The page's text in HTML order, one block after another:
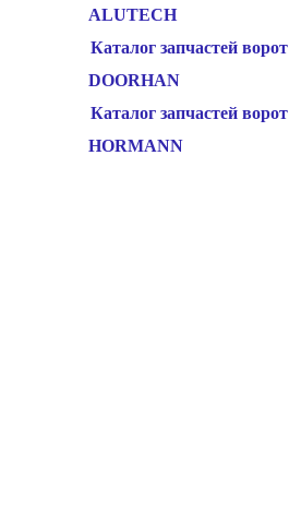
ALUTECH
Каталог запчастей ворот
DOORHAN
Каталог запчастей ворот
HORMANN